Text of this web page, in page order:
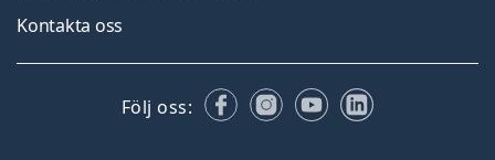
Kontakta oss
Följ oss: FacebookInstagram
YouTubeLinkedIn